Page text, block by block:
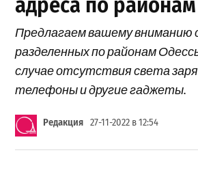
Предлагаем вашему вниманию
разделенных по районам
случае отсутствия света
телефоны и другие гаджеты.
Редакция 27-11-2022 в 12:54